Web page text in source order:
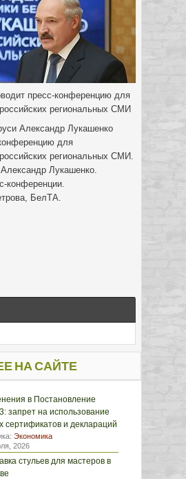
пресс-конференцию для
региональных СМИ
Александр Лукашенко
для
региональных СМИ.
Лукашенко.
конференции.
БелТА.
НА САЙТЕ
в Постановление
запрет на использование
сертификатов и деклараций
Экономика
2026
стульев для мастеров в